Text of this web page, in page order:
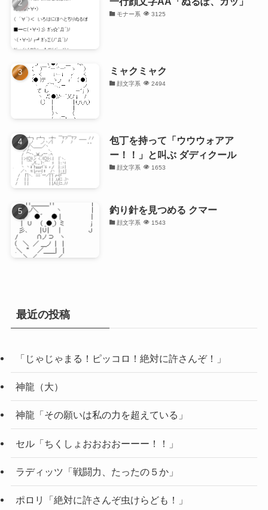
モナー系 3125
ミャクミャク
顔文字系 2494
包丁を持って「ウウウォアア
ー！！」と叫ぶ ダディクール
顔文字系 1653
釣り針を見つめる クマー
顔文字系 1543
最近の投稿
「じゃじゃまる！ピッコロ！絶対に許さんぞ！」
神龍（大）
神龍「その願いは私の力を超えている」
セル「ちくしょおおおおーーー！！」
ラディッツ「戦闘力、たったの５か」
ポロリ「絶対に許さんぞ虫けらども！」